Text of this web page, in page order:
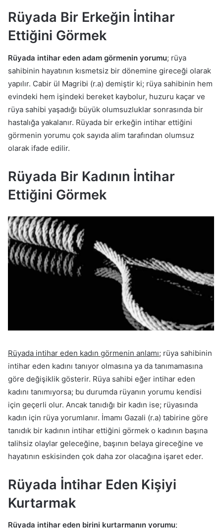
Rüyada Bir Erkeğin İntihar
Ettiğini Görmek
Rüyada intihar eden adam görmenin yorumu; rüya
sahibinin hayatının kısmetsiz bir dönemine gireceği olarak
yapılır. Cabir ül Magribi (r.a) demiştir ki; rüya sahibinin hem
evindeki hem işindeki bereket kaybolur, huzuru kaçar ve
rüya sahibi yaşadığı büyük olumsuzluklar sonrasında bir
hastalığa yakalanır. Rüyada bir erkeğin intihar ettiğini
görmenin yorumu çok sayıda alim tarafından olumsuz
olarak ifade edilir.
Rüyada Bir Kadının İntihar
Ettiğini Görmek
Rüyada intihar eden kadın görmenin anlamı; rüya sahibinin
intihar eden kadını tanıyor olmasına ya da tanımamasına
göre değişiklik gösterir. Rüya sahibi eğer intihar eden
kadını tanımıyorsa; bu durumda rüyanın yorumu kendisi
için geçerli olur. Ancak tanıdığı bir kadın ise; rüyasında
kadın için rüya yorumlanır. İmamı Gazali (r.a) tabirine göre
tanıdık bir kadının intihar ettiğini görmek o kadının başına
talihsiz olaylar geleceğine, başının belaya gireceğine ve
hayatının eskisinden çok daha zor olacağına işaret eder.
Rüyada İntihar Eden Kişiyi
Kurtarmak
Rüyada intihar eden birini kurtarmanın yorumu;